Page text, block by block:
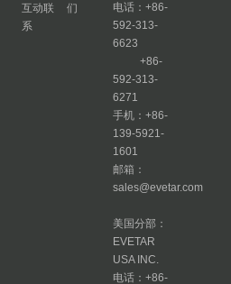
互动联
系
们
电话：+86-
592-313-
6623
+86-
592-313-
6271
手机：+86-
139-5921-
1601
邮箱：
sales@evetar.com
美国分部：
EVETAR
USA INC.
电话：+86-